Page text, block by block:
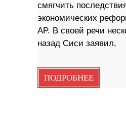
смягчить
экономических
AP. В своей речи
назад Сиси заявил,
ПОДРОБНЕЕ